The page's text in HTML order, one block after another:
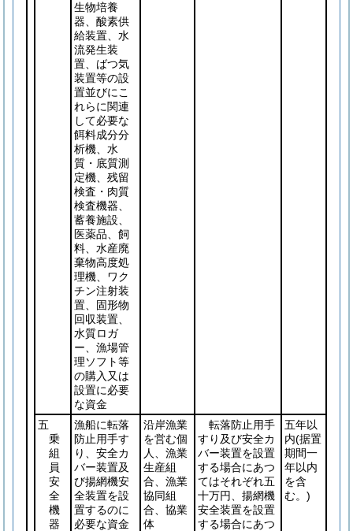
生物培養
器、酸素供
給装置、水
流発生装
置、ばつ気
装置等の設
置並びにこ
れらに関連
して必要な
餌料成分分
析機、水
質・底質測
定機、残留
検査・肉質
検査機器、
蓄養施設、
医薬品、飼
料、水産廃
棄物高度処
理機、ワク
チン注射装
置、固形物
回収装置、
水質ロガ
ー、漁場管
理ソフト等
の購入又は
設置に必要
な資金
五
乗
組
員
安
全
機
器
漁船に転落
防止用手す
り、安全カ
バー装置及
び揚網機安
全装置を設
置するのに
必要な資金
沿岸漁業
を営む個
人、漁業
生産組
合、漁業
協同組
合、協業
体
転落防止用手
すり及び安全カ
バー装置を設置
する場合にあつ
てはそれぞれ五
十万円、揚網機
安全装置を設置
する場合にあつ
五年以
内(据置
期間一
年以内
を含
む。)